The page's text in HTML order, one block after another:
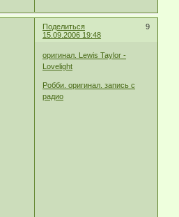
Поделиться
9
15.09.2006 19:48
оригинал. Lewis Taylor -
Lovelight
Робби. оригинал. запись с
радио